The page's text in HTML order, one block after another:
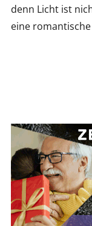
denn Licht ist
eine